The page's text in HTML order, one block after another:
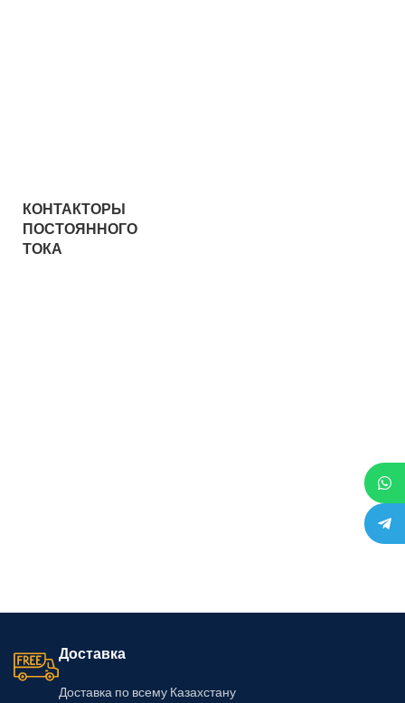
КОНТАКТОРЫ
ПОСТОЯННОГО
ТОКА
Доставка
Доставка по всему Казахстану